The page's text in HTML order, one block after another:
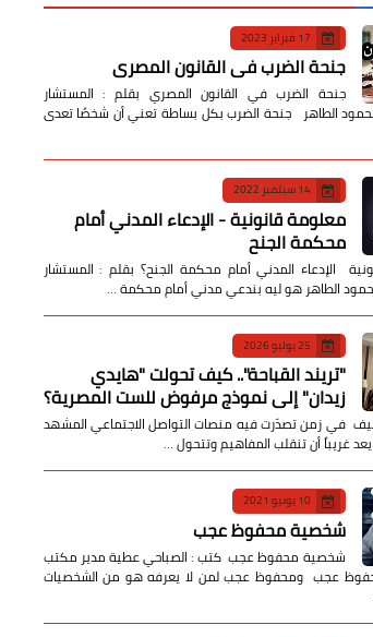
17 فبراير 2023
جنحة الضرب في القانون المصري
جنحة الضرب في القانون المصري بقلم : المستشار
الطاهر جنحة الضرب بكل بساطة تعني أن شخصًا تعدى
14 سبتمبر 2022
معلومة قانونية - الإدعاء المدني أمام
محكمة الجنح
الإدعاء المدني أمام محكمة الجنح؟ بقلم : المستشار
الطاهر هو ليه بندعي مدني أمام محكمة …
25 يوليو 2026
​"تريند القباحة".. كيف تحولت "هايدي
زيدان" إلى نموذج مرفوض للست المصرية؟
​في زمن تصدّرت فيه منصات التواصل الاجتماعي المشهد
يعد غريباً أن تنقلب المفاهيم وتتحول …
10 يونيو 2021
شخصية محفوظ عجب
شخصية محفوظ عجب كتب : الصباحي عطية مدير مكتب
عجب ومحفوظ عجب لمن لا يعرفه هو من الشخصيات